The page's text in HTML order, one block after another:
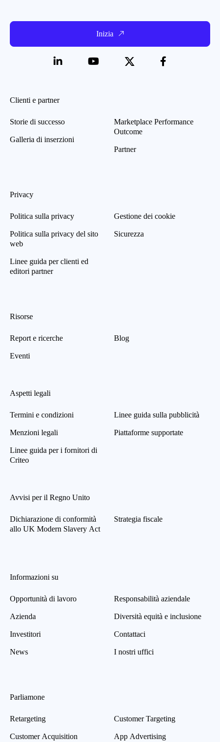
Inizia
Clienti e partner
Storie di successo
Galleria di inserzioni
Marketplace Performance
Outcome
Partner
Privacy
Politica sulla privacy
Politica sulla privacy del sito
web
Linee guida per clienti ed
editori partner
Gestione dei cookie
Sicurezza
Risorse
Report e ricerche
Eventi
Blog
Aspetti legali
Termini e condizioni
Menzioni legali
Linee guida per i fornitori di
Criteo
Linee guida sulla pubblicità
Piattaforme supportate
Avvisi per il Regno Unito
Dichiarazione di conformità
allo UK Modern Slavery Act
Strategia fiscale
Informazioni su
Opportunità di lavoro
Azienda
Investitori
News
Responsabilità aziendale
Diversità equità e inclusione
Contattaci
I nostri uffici
Parliamone
Retargeting
Customer Acquisition
Customer Targeting
App Advertising